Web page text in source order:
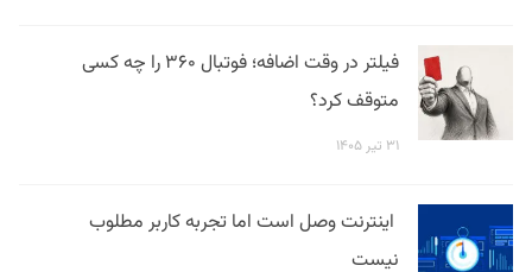
فیلتر در وقت اضافه؛ فوتبال ۳۶۰ را چه کسی
متوقف کرد؟
۳۱ تیر ۱۴۰۵
اینترنت وصل است اما تجربه کاربر مطلوب
نیست